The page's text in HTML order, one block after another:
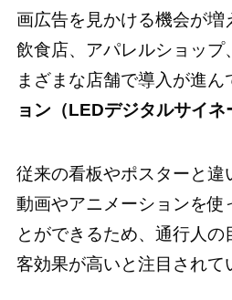
画広告を見かける機会が増
飲食店、アパレルショップ
まざまな店舗で導入が進ん
ョン（LEDデジタルサイネ
従来の看板やポスターと違
動画やアニメーションを使
とができるため、通行人
客効果が高いと注目されて